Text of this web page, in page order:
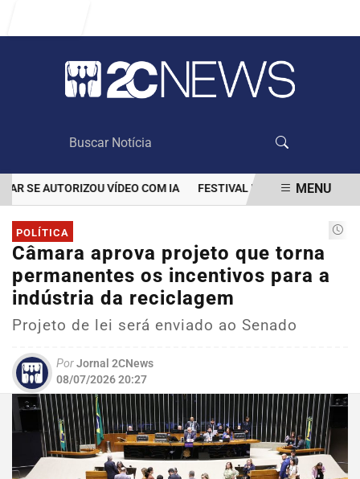
AUTORIZOU VÍDEO COM IA FESTIVAL DE INVERNO SESC-DF
EM ALTA
MENU
POLÍTICA
Câmara aprova projeto que torna
permanentes os incentivos para a
indústria da reciclagem
Projeto de lei será enviado ao Senado
PorJornal 2CNews
08/07/2026 20:27